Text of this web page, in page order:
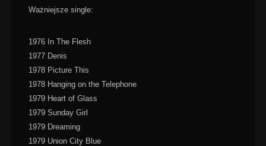
Ważniejsze single:
1976 In The Flesh
1977 Denis
1978 Picture This
1978 Hanging on the Telephone
1979 Heart of Glass
1979 Sunday Girl
1979 Dreaming
1979 Union City Blue